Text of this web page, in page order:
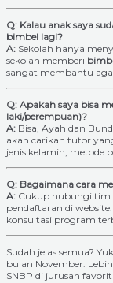
Q: Kalau anak saya
bimbel lagi?
A: Sekolah hanya
sekolah memberi
sangat membantu
Q: Apakah saya bisa
laki/perempuan)?
A: Bisa, Ayah dan
akan carikan tutor
jenis kelamin, metode
Q: Bagaimana cara
A: Cukup hubungi tim
pendaftaran di
konsultasi program
Sudah jelas semua?
bulan November.
SNBP di jurusan favorit!